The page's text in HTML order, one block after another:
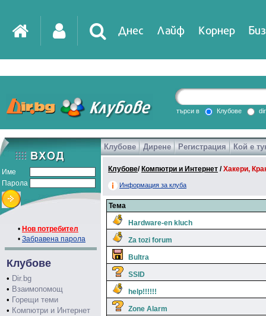
Днес Лайф Корнер
DirTV Impressio
Games
търси в Клубове
Име
Парола
• Нов потребител
• Забравена парола
Клубове
• Dir.bg
• Взаимопомощ
• Горещи теми
• Компютри и Интернет
Клубове Дирене Регистрация Кой е
Клубове/ Компютри и Интернет /Хакери,
Информация за клуба
Тема
Hardware-en kluch
Za tozi forum
Bultra
SSID
help!!!!!!
Zone Alarm